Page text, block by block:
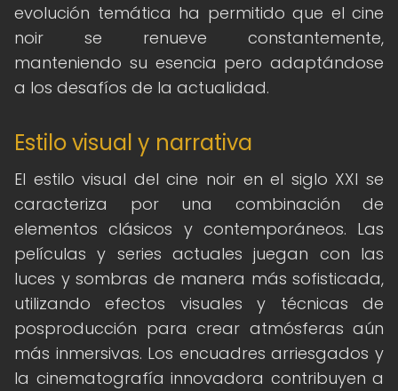
evolución temática ha permitido que el cine
noir se renueve constantemente,
manteniendo su esencia pero adaptándose
a los desafíos de la actualidad.
Estilo visual y narrativa
El estilo visual del cine noir en el siglo XXI se
caracteriza por una combinación de
elementos clásicos y contemporáneos. Las
películas y series actuales juegan con las
luces y sombras de manera más sofisticada,
utilizando efectos visuales y técnicas de
posproducción para crear atmósferas aún
más inmersivas. Los encuadres arriesgados y
la cinematografía innovadora contribuyen a